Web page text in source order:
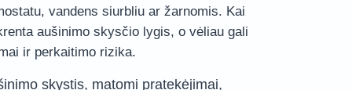
vandens siurbliu ar žarnomis. Kai
aušinimo skysčio lygis, o vėliau gali
ir perkaitimo rizika.
skystis, matomi pratekėjimai,